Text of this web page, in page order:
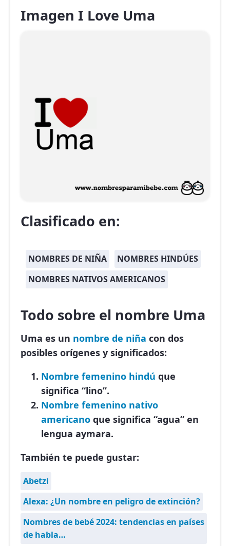
Imagen I Love Uma
Clasificado en:
NOMBRES DE NIÑA
NOMBRES HINDÚES
NOMBRES NATIVOS AMERICANOS
Todo sobre el nombre Uma
Uma es un nombre de niña con dos
posibles orígenes y significados:
Nombre femenino hindú que
significa “lino”.
Nombre femenino nativo
americano que significa “agua” en
lengua aymara.
También te puede gustar:
Abetzi
Alexa: ¿Un nombre en peligro de extinción?
Nombres de bebé 2024: tendencias en países
de habla…